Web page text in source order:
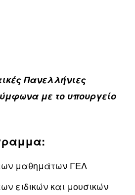
Πανελλήνιες
με το υπουργείο
μαθημάτων ΓΕΛ
ειδικών και μουσικών